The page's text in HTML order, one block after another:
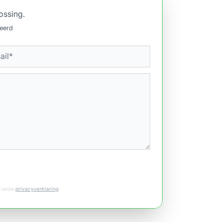
onze privacyverklaring.